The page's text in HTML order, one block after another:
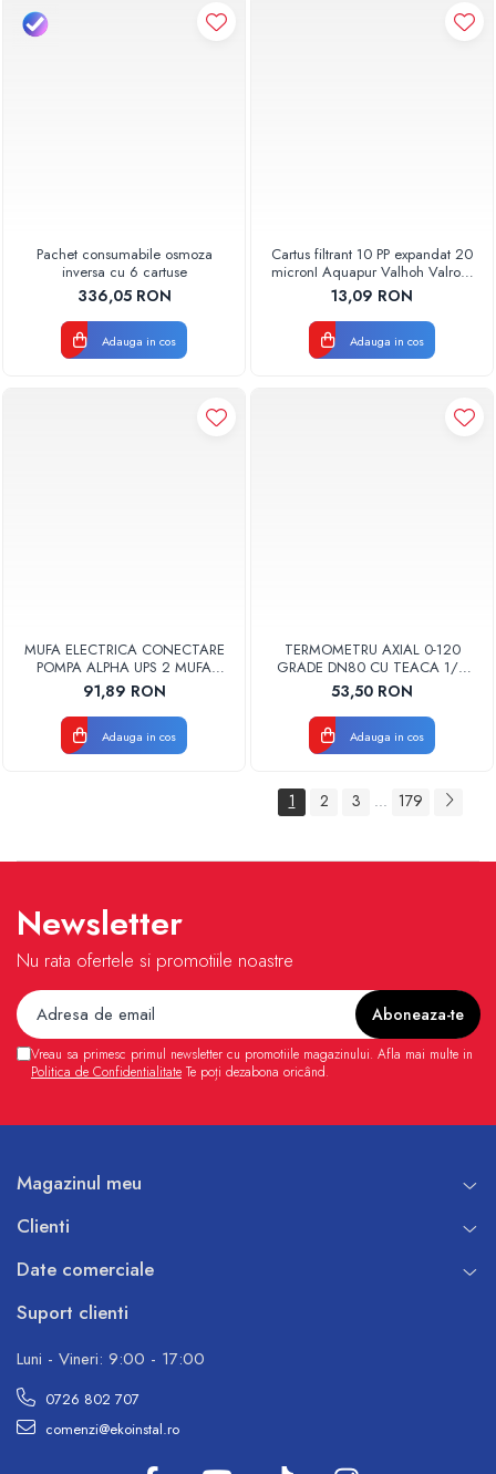
Pachet consumabile osmoza
inversa cu 6 cartuse
336,05 RON
Adauga in cos
Cartus filtrant 10 PP expandat 20
micronI Aquapur Valhoh Valrom
AQUA07000110020
13,09 RON
Adauga in cos
MUFA ELECTRICA CONECTARE
POMPA ALPHA UPS 2 MUFA
ELECTRICA GRUNDFOS
91,89 RON
Adauga in cos
TERMOMETRU AXIAL 0-120
GRADE DN80 CU TEACA 1/2
TB80-100 FIMET
53,50 RON
Adauga in cos
1 2 3 ... 179
Newsletter
Nu rata ofertele si promotiile noastre
Vreau sa primesc primul newsletter cu promotiile magazinului. Afla mai multe in
Politica de Confidentialitate Te poți dezabona oricând.
Magazinul meu
Clienti
Date comerciale
Suport clienti
Luni - Vineri: 9:00 - 17:00
0726 802 707
comenzi@ekoinstal.ro